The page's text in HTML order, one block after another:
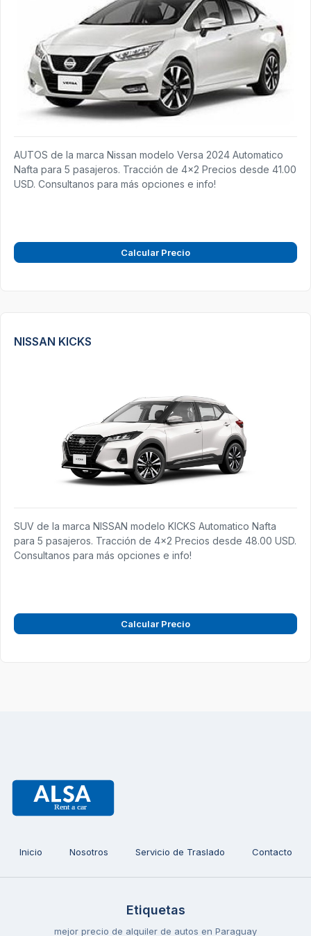
AUTOS de la marca Nissan modelo Versa 2024 Automatico
Nafta para 5 pasajeros. Tracción de 4x2 Precios desde 41.00
USD. Consultanos para más opciones e info!
Calcular Precio
NISSAN KICKS
SUV de la marca NISSAN modelo KICKS Automatico Nafta
para 5 pasajeros. Tracción de 4x2 Precios desde 48.00 USD.
Consultanos para más opciones e info!
Calcular Precio
Inicio Nosotros Servicio de Traslado Contacto
Etiquetas
mejor precio de alquiler de autos en Paraguay